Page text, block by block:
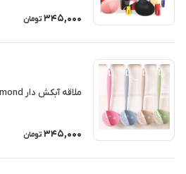
345,000 تومان
ملاقه آبکش دار Diamond
345,000 تومان